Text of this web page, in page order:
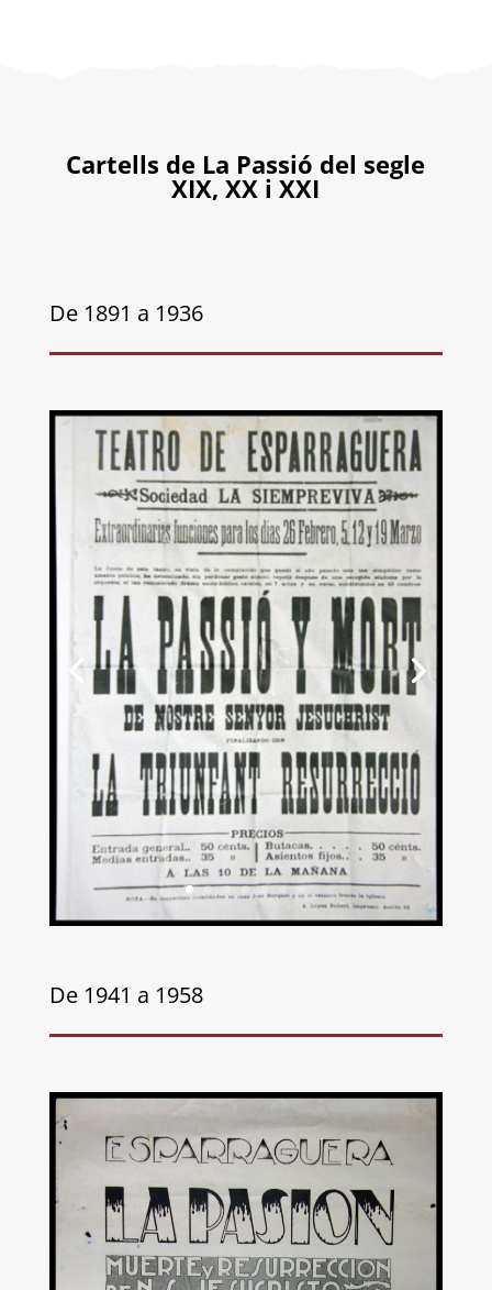
Cartells de La Passió del segle
XIX, XX i XXI
De 1891 a 1936
De 1941 a 1958